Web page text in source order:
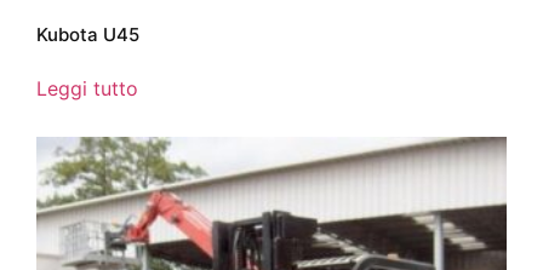
Kubota U45
Leggi tutto